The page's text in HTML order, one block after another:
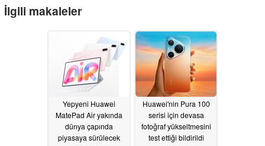
İlgili makaleler
Yepyeni Huawei
MatePad Air yakında
dünya çapında
piyasaya sürülecek
Huawei'nin Pura 100
serisi için devasa
fotoğraf yükseltmesini
test ettiği bildirildi